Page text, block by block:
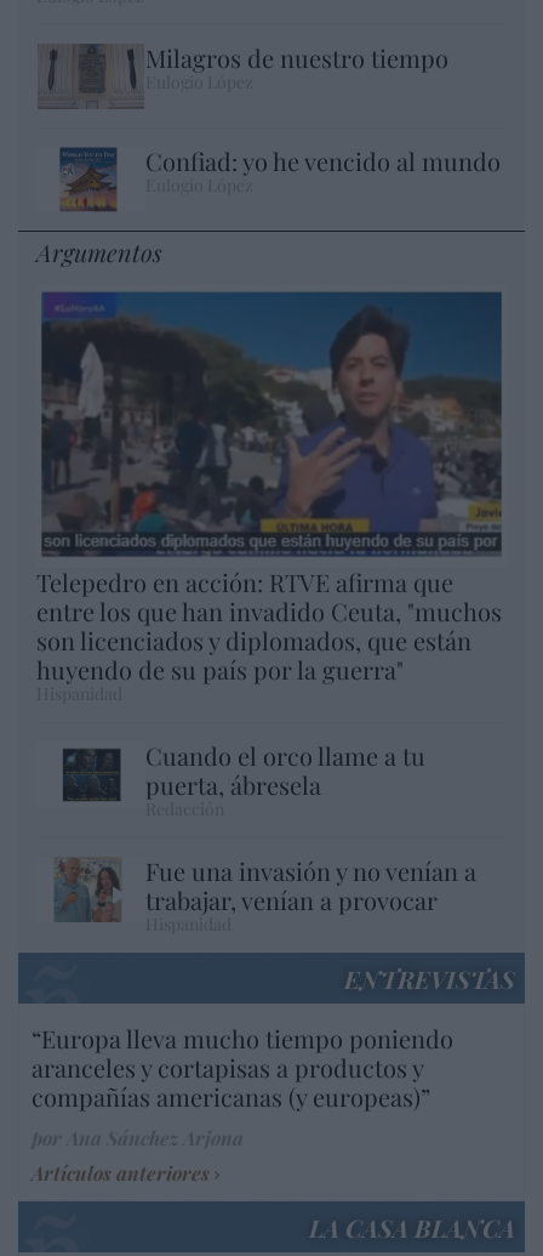
Milagros de nuestro tiempo
Confiad: yo he vencido al mundo
Argumentos
Telepedro en acción: RTVE afirma que
entre los que han invadido Ceuta, "muchos
son licenciados y diplomados, que están
huyendo de su país por la guerra"
Cuando el orco llame a tu
puerta, ábresela
Fue una invasión y no venían a
trabajar, venían a provocar
ENTREVISTAS
“Europa lleva mucho tiempo poniendo
aranceles y cortapisas a productos y
compañías americanas (y europeas)”
Artículos anteriores
LA CASA BLANCA